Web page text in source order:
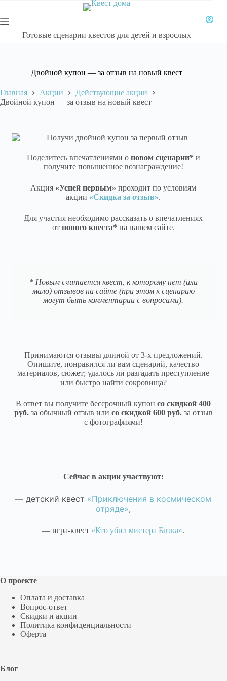
Готовые сценарии квестов для детей и взрослых
Двойной купон — за отзыв на новый квест
Главная Акции
Действующие акции
Двойной купон — за отзыв на новый квест
Поделитесь впечатлениями о новом сценарии* и
получите повышенное вознаграждение!
Акция «Успей первым»проходит по условиям
акции «Скидка за отзыв».
Для участия необходимо рассказать о впечатлениях
от нового квеста* на нашем сайте.
* Новым считается квест, к которому нет (или
мало) отзывов на сайте (при этом к сценарию
могут быть комментарии с вопросами).
Принимаются отзывы длиной от 3-х предложений.
Опишите, понравился ли вам сценарий, качество
материалов, сюжет; удалось ли разгадать преступление
или быстро найти сокровища?
В ответ вы получите бессрочный купонсо скидкой 400
руб.за обычный отзыв или со скидкой 600 руб.за отзыв
с фотографиями!
Сейчас в акции участвуют:
— детский квест «Приключения в космическом
отряде»,
— игра-квест «Кто убил мистера Блэка».
О проекте
Оплата и доставка
Вопрос-ответ
Скидки и акции
Политика конфиденциальности
Оферта
Блог